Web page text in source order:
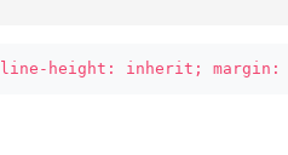
height: inherit; margin: